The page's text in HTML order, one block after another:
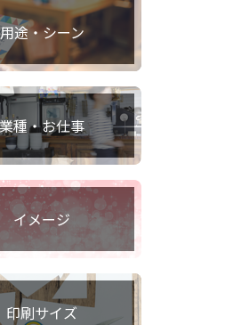
用途・シーン
業種・お仕事
イメージ
印刷サイズ